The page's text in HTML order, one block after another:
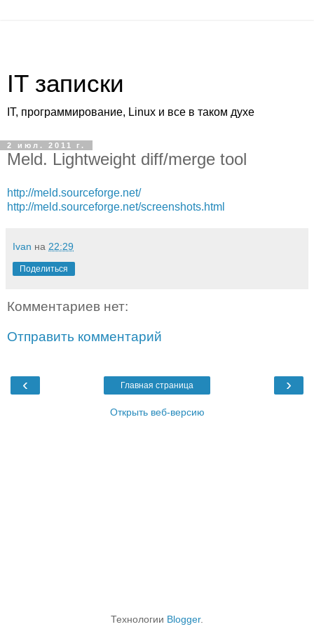
IT записки
IT, программирование, Linux и все в таком духе
2 июл. 2011 г.
Meld. Lightweight diff/merge tool
http://meld.sourceforge.net/
http://meld.sourceforge.net/screenshots.html
Ivan на 22:29
Поделиться
Комментариев нет:
Отправить комментарий
‹ ›
Главная страница
Открыть веб-версию
Технологии Blogger.